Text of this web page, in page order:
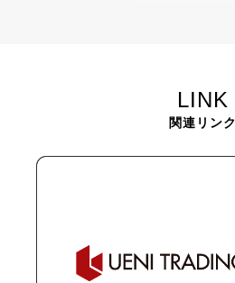
LINK
関連リンク